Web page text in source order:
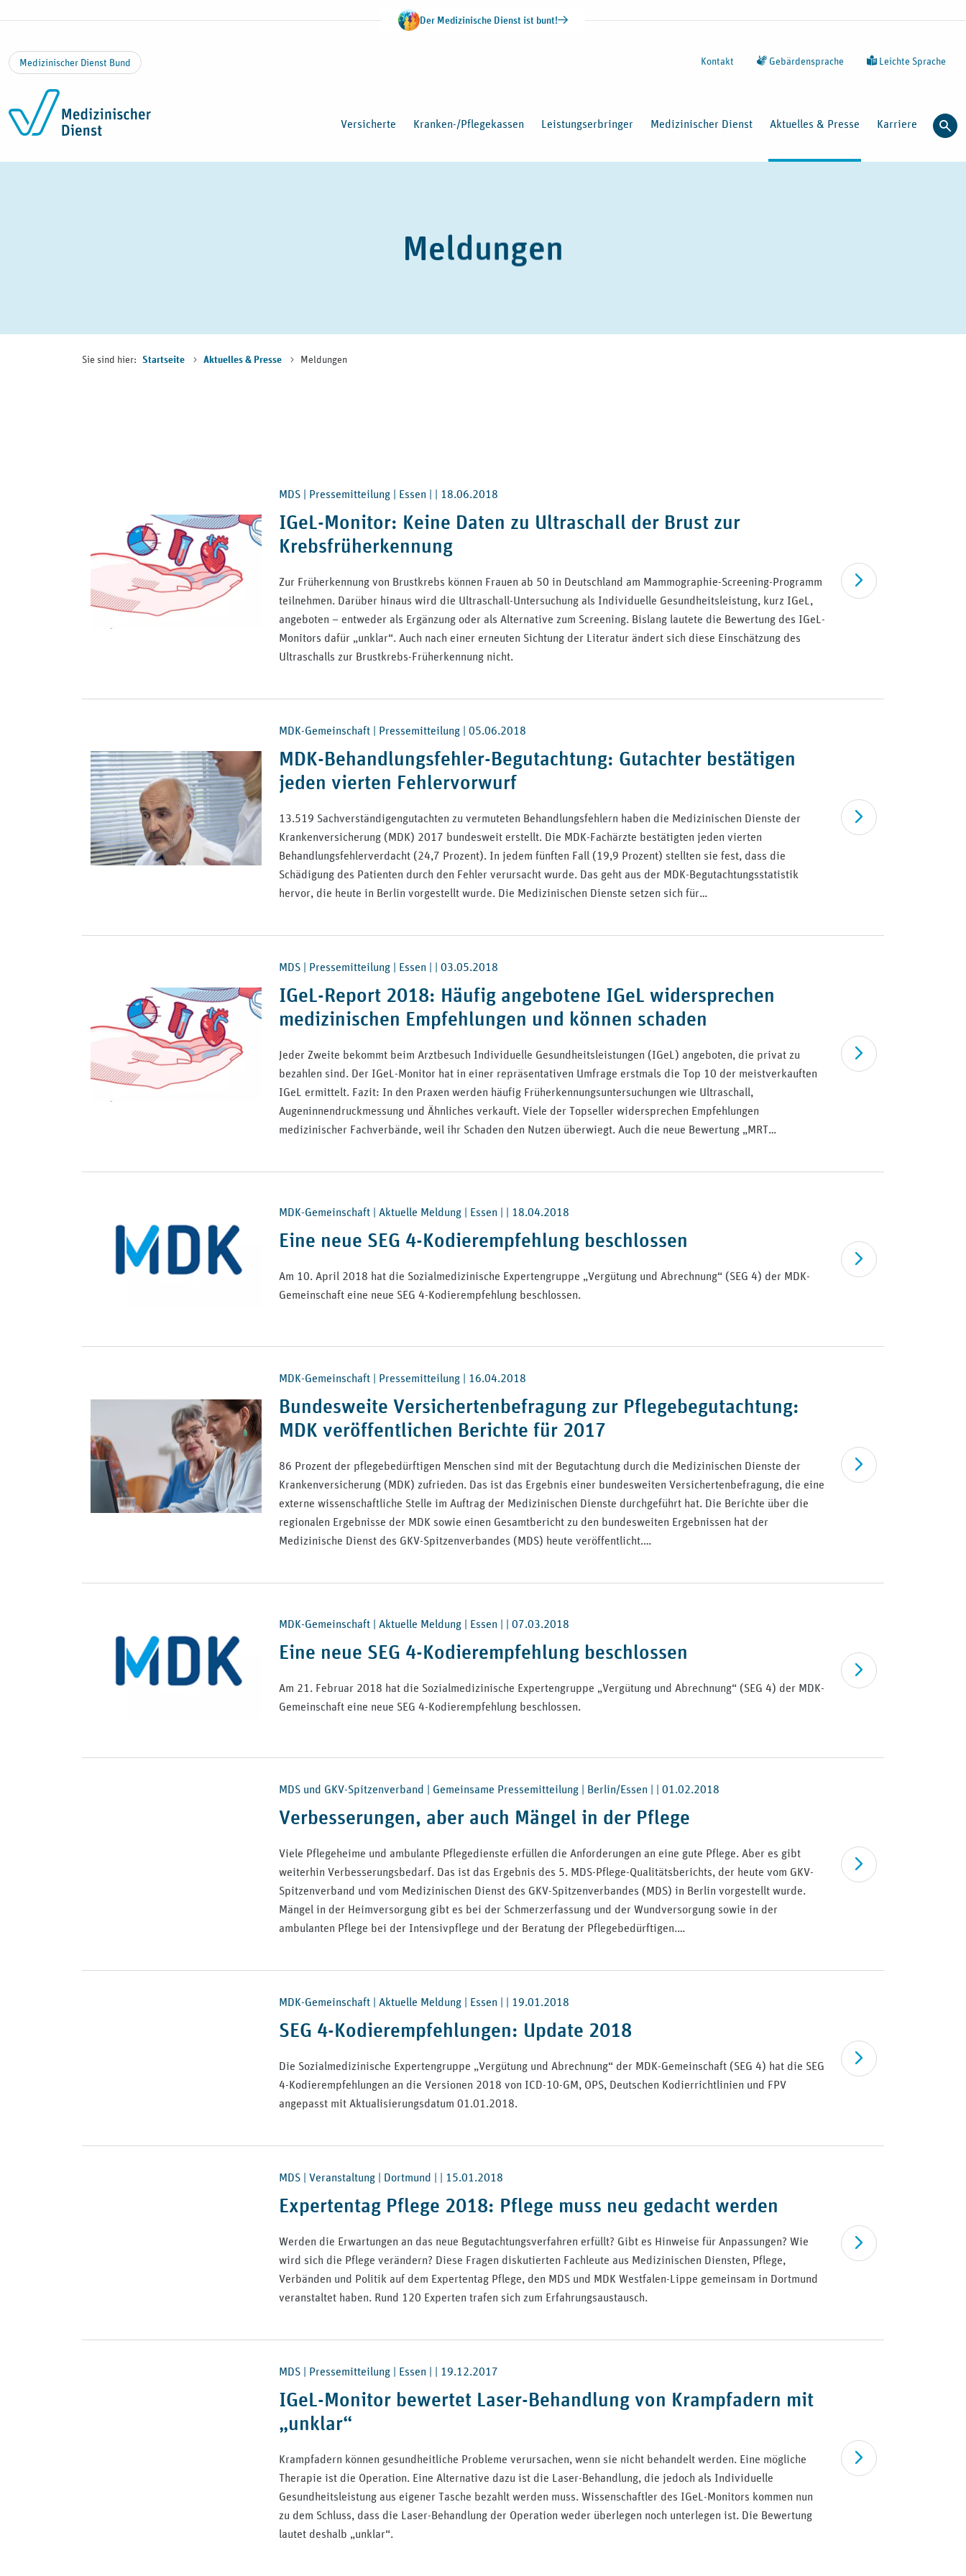
Der Medizinische Dienst ist bunt!
Medizinischer Dienst Bund Kontakt Gebärdensprache Leichte Sprache
Versicherte Kranken-/Pflegekassen Leistungserbringer Medizinischer Dienst Aktuelles & Presse Karriere
Meldungen
Sie sind hier: Startseite Aktuelles & Presse Meldungen
MDS | Pressemitteilung | Essen | | 18.06.2018
IGeL-Monitor: Keine Daten zu Ultraschall der Brust zur
Krebsfrüherkennung
Zur Früherkennung von Brustkrebs können Frauen ab 50 in Deutschland am Mammographie-Screening-Programm
teilnehmen. Darüber hinaus wird die Ultraschall-Untersuchung als Individuelle Gesundheitsleistung, kurz IGeL,
angeboten – entweder als Ergänzung oder als Alternative zum Screening. Bislang lautete die Bewertung des IGeL-
Monitors dafür „unklar“. Auch nach einer erneuten Sichtung der Literatur ändert sich diese Einschätzung des
Ultraschalls zur Brustkrebs-Früherkennung nicht.
Artikel lesen
MDK-Gemeinschaft | Pressemitteilung | 05.06.2018
MDK-Behandlungsfehler-Begutachtung: Gutachter bestätigen
jeden vierten Fehlervorwurf
13.519 Sachverständigengutachten zu vermuteten Behandlungsfehlern haben die Medizinischen Dienste der
Krankenversicherung (MDK) 2017 bundesweit erstellt. Die MDK-Fachärzte bestätigten jeden vierten
Behandlungsfehlerverdacht (24,7 Prozent). In jedem fünften Fall (19,9 Prozent) stellten sie fest, dass die
Schädigung des Patienten durch den Fehler verursacht wurde. Das geht aus der MDK-Begutachtungsstatistik
hervor, die heute in Berlin vorgestellt wurde. Die Medizinischen Dienste setzen sich für…
Artikel lesen
MDS | Pressemitteilung | Essen | | 03.05.2018
IGeL-Report 2018: Häufig angebotene IGeL widersprechen
medizinischen Empfehlungen und können schaden
Jeder Zweite bekommt beim Arztbesuch Individuelle Gesundheitsleistungen (IGeL) angeboten, die privat zu
bezahlen sind. Der IGeL-Monitor hat in einer repräsentativen Umfrage erstmals die Top 10 der meistverkauften
IGeL ermittelt. Fazit: In den Praxen werden häufig Früherkennungsuntersuchungen wie Ultraschall,
Augeninnendruckmessung und Ähnliches verkauft. Viele der Topseller widersprechen Empfehlungen
medizinischer Fachverbände, weil ihr Schaden den Nutzen überwiegt. Auch die neue Bewertung „MRT…
Artikel lesen
MDK-Gemeinschaft | Aktuelle Meldung | Essen | | 18.04.2018
Eine neue SEG 4-Kodierempfehlung beschlossen
Am 10. April 2018 hat die Sozialmedizinische Expertengruppe „Vergütung und Abrechnung“ (SEG 4) der MDK-
Gemeinschaft eine neue SEG 4-Kodierempfehlung beschlossen.
Artikel lesen
MDK-Gemeinschaft | Pressemitteilung | 16.04.2018
Bundesweite Versichertenbefragung zur Pflegebegutachtung:
MDK veröffentlichen Berichte für 2017
86 Prozent der pflegebedürftigen Menschen sind mit der Begutachtung durch die Medizinischen Dienste der
Krankenversicherung (MDK) zufrieden. Das ist das Ergebnis einer bundesweiten Versichertenbefragung, die eine
externe wissenschaftliche Stelle im Auftrag der Medizinischen Dienste durchgeführt hat. Die Berichte über die
regionalen Ergebnisse der MDK sowie einen Gesamtbericht zu den bundesweiten Ergebnissen hat der
Medizinische Dienst des GKV-Spitzenverbandes (MDS) heute veröffentlicht.…
Artikel lesen
MDK-Gemeinschaft | Aktuelle Meldung | Essen | | 07.03.2018
Eine neue SEG 4-Kodierempfehlung beschlossen
Am 21. Februar 2018 hat die Sozialmedizinische Expertengruppe „Vergütung und Abrechnung“ (SEG 4) der MDK-
Gemeinschaft eine neue SEG 4-Kodierempfehlung beschlossen.
Artikel lesen
MDS und GKV-Spitzenverband | Gemeinsame Pressemitteilung | Berlin/Essen | | 01.02.2018
Verbesserungen, aber auch Mängel in der Pflege
Viele Pflegeheime und ambulante Pflegedienste erfüllen die Anforderungen an eine gute Pflege. Aber es gibt
weiterhin Verbesserungsbedarf. Das ist das Ergebnis des 5. MDS-Pflege-Qualitätsberichts, der heute vom GKV-
Spitzenverband und vom Medizinischen Dienst des GKV-Spitzenverbandes (MDS) in Berlin vorgestellt wurde.
Mängel in der Heimversorgung gibt es bei der Schmerzerfassung und der Wundversorgung sowie in der
ambulanten Pflege bei der Intensivpflege und der Beratung der Pflegebedürftigen.…
Artikel lesen
MDK-Gemeinschaft | Aktuelle Meldung | Essen | | 19.01.2018
SEG 4-Kodierempfehlungen: Update 2018
Die Sozialmedizinische Expertengruppe „Vergütung und Abrechnung“ der MDK-Gemeinschaft (SEG 4) hat die SEG
4-Kodierempfehlungen an die Versionen 2018 von ICD-10-GM, OPS, Deutschen Kodierrichtlinien und FPV
angepasst mit Aktualisierungsdatum 01.01.2018.
Artikel lesen
MDS | Veranstaltung | Dortmund | | 15.01.2018
Expertentag Pflege 2018: Pflege muss neu gedacht werden
Werden die Erwartungen an das neue Begutachtungsverfahren erfüllt? Gibt es Hinweise für Anpassungen? Wie
wird sich die Pflege verändern? Diese Fragen diskutierten Fachleute aus Medizinischen Diensten, Pflege,
Verbänden und Politik auf dem Expertentag Pflege, den MDS und MDK Westfalen-Lippe gemeinsam in Dortmund
veranstaltet haben. Rund 120 Experten trafen sich zum Erfahrungsaustausch.
Artikel lesen
MDS | Pressemitteilung | Essen | | 19.12.2017
IGeL-Monitor bewertet Laser-Behandlung von Krampfadern mit
„unklar“
Krampfadern können gesundheitliche Probleme verursachen, wenn sie nicht behandelt werden. Eine mögliche
Therapie ist die Operation. Eine Alternative dazu ist die Laser-Behandlung, die jedoch als Individuelle
Gesundheitsleistung aus eigener Tasche bezahlt werden muss. Wissenschaftler des IGeL-Monitors kommen nun
zu dem Schluss, dass die Laser-Behandlung der Operation weder überlegen noch unterlegen ist. Die Bewertung
lautet deshalb „unklar“.
Artikel lesen